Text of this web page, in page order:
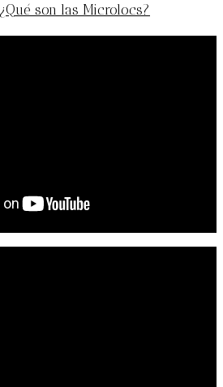
¿Qué son las Microlocs?